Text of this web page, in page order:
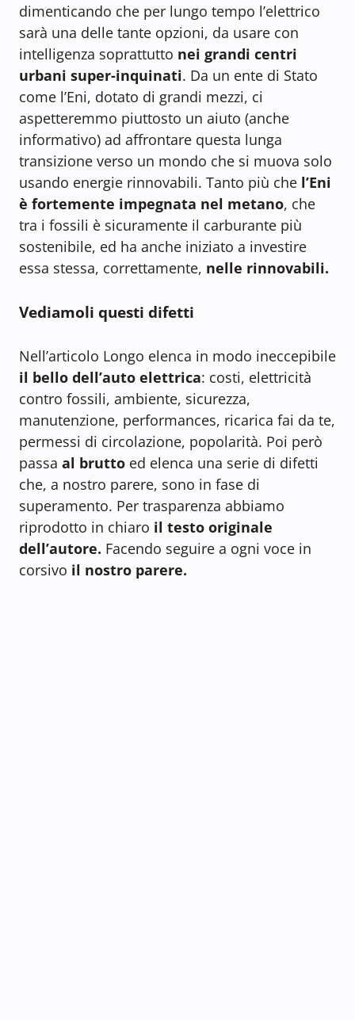
dimenticando che per lungo tempo l’elettrico
sarà una delle tante opzioni, da usare con
intelligenza soprattutto nei grandi centri
urbani super-inquinati. Da un ente di Stato
come l’Eni, dotato di grandi mezzi, ci
aspetteremmo piuttosto un aiuto (anche
informativo) ad affrontare questa lunga
transizione verso un mondo che si muova solo
usando energie rinnovabili. Tanto più che l’Eni
è fortemente impegnata nel metano, che
tra i fossili è sicuramente il carburante più
sostenibile, ed ha anche iniziato a investire
essa stessa, correttamente, nelle rinnovabili.
Vediamoli questi difetti
Nell’articolo Longo elenca in modo ineccepibile
il bello dell’auto elettrica: costi, elettricità
contro fossili, ambiente, sicurezza,
manutenzione, performances, ricarica fai da te,
permessi di circolazione, popolarità. Poi però
passa al brutto ed elenca una serie di difetti
che, a nostro parere, sono in fase di
superamento. Per trasparenza abbiamo
riprodotto in chiaro il testo originale
dell’autore. Facendo seguire a ogni voce in
corsivo il nostro parere.